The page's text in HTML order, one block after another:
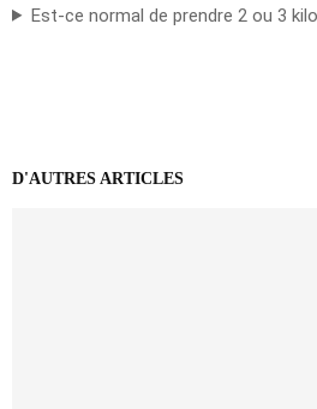
Est-ce normal de prendre 2 ou 3
D'AUTRES ARTICLES